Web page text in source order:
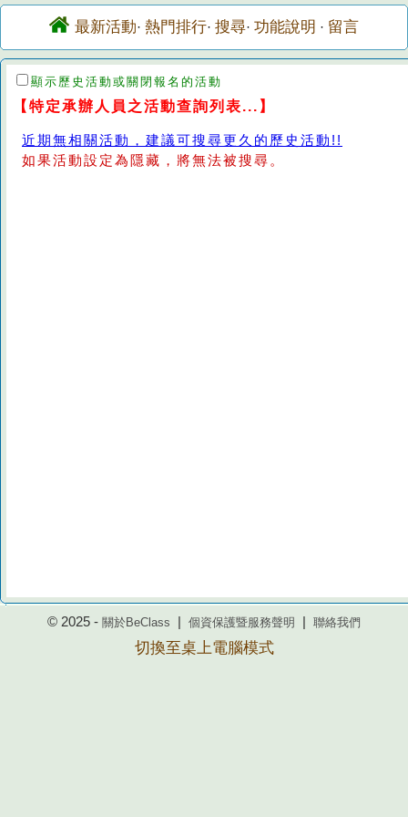
最新活動· 熱門排行· 搜尋· 功能說明 · 留言
顯示歷史活動或關閉報名的活動
【特定承辦人員之活動查詢列表...】
近期無相關活動，建議可搜尋更久的歷史活動!!
如果活動設定為隱藏，將無法被搜尋。
© 2025 - 關於BeClass 個資保護暨服務聲明 聯絡我們
切換至桌上電腦模式